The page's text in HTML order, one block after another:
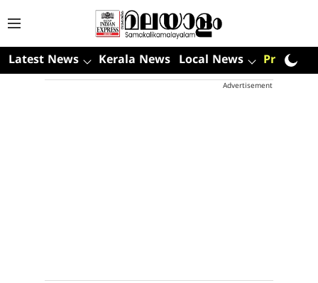
Latest News Kerala News Local News Premium
Advertisement